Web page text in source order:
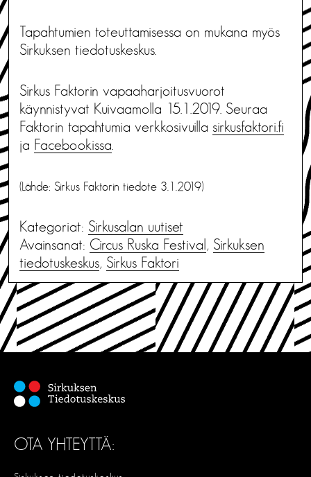
Tapahtumien toteuttamisessa on mukana myös
Sirkuksen tiedotuskeskus.
Sirkus Faktorin vapaaharjoitusvuorot
käynnistyvat Kuivaamolla 15.1.2019. Seuraa
Faktorin tapahtumia verkkosivuilla sirkusfaktori.fi
ja Facebookissa
(Lähde: Sirkus Faktorin tiedote 3.1.2019)
Kategoriat: Sirkusalan uutiset
Avainsanat: Circus Ruska Festival , Sirkuksen
tiedotuskeskus, Sirkus Faktori
OTA YHTEYTTÄ: